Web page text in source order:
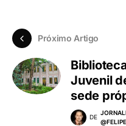
Próximo Artigo
Juvenil
sede
DE